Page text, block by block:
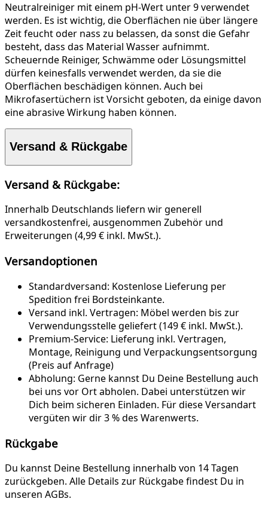
Neutralreiniger mit einem pH-Wert unter 9 verwendet
werden. Es ist wichtig, die Oberflächen nie über längere
Zeit feucht oder nass zu belassen, da sonst die Gefahr
besteht, dass das Material Wasser aufnimmt.
Scheuernde Reiniger, Schwämme oder Lösungsmittel
dürfen keinesfalls verwendet werden, da sie die
Oberflächen beschädigen können. Auch bei
Mikrofasertüchern ist Vorsicht geboten, da einige davon
eine abrasive Wirkung haben können.
Versand & Rückgabe
Versand & Rückgabe:
Innerhalb Deutschlands liefern wir generell
versandkostenfrei, ausgenommen Zubehör und
Erweiterungen (4,99 € inkl. MwSt.).
Versandoptionen
Standardversand: Kostenlose Lieferung per
Spedition frei Bordsteinkante.
Versand inkl. Vertragen: Möbel werden bis zur
Verwendungsstelle geliefert (149 € inkl. MwSt.).
Premium-Service: Lieferung inkl. Vertragen,
Montage, Reinigung und Verpackungsentsorgung
(Preis auf Anfrage)
Abholung: Gerne kannst Du Deine Bestellung auch
bei uns vor Ort abholen. Dabei unterstützen wir
Dich beim sicheren Einladen. Für diese Versandart
vergüten wir dir 3 % des Warenwerts.
Rückgabe
Du kannst Deine Bestellung innerhalb von 14 Tagen
zurückgeben. Alle Details zur Rückgabe findest Du in
unseren AGBs.